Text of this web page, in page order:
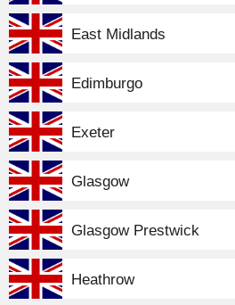
East Midlands
Edimburgo
Exeter
Glasgow
Glasgow Prestwick
Heathrow